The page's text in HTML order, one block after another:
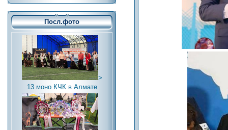
Посл.фото
>
13 моно КЧК в Алмате